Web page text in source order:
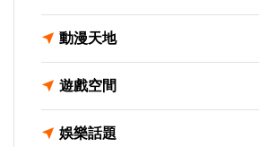
動漫天地
遊戲空間
娛樂話題